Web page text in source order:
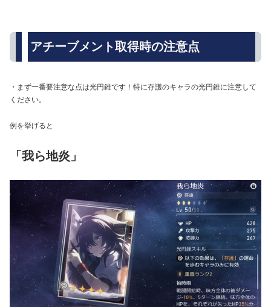
アチーブメント取得時の注意点
・まず一番要注意な点は光円錐です！特に存護のキャラの光円錐に注意して
ください。
例を挙げると
「我ら地炎」